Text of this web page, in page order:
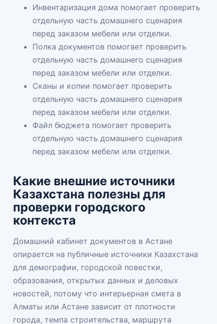
Инвентаризация дома помогает проверить
отдельную часть домашнего сценария
перед заказом мебели или отделки.
Полка документов помогает проверить
отдельную часть домашнего сценария
перед заказом мебели или отделки.
Сканы и копии помогает проверить
отдельную часть домашнего сценария
перед заказом мебели или отделки.
Файл бюджета помогает проверить
отдельную часть домашнего сценария
перед заказом мебели или отделки.
Какие внешние источники
Казахстана полезны для
проверки городского
контекста
Домашний кабинет документов в Астане
опирается на публичные источники Казахстана
для демографии, городской повестки,
образования, открытых данных и деловых
новостей, потому что интерьерная смета в
Алматы или Астане зависит от плотности
города, темпа строительства, маршрута